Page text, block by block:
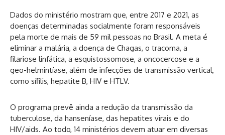
Dados do ministério mostram que, entre 2017 e 2021, as
doenças determinadas socialmente foram responsáveis
pela morte de mais de 59 mil pessoas no Brasil. A meta é
eliminar a malária, a doença de Chagas, o tracoma, a
filariose linfática, a esquistossomose, a oncocercose e a
geo-helmintíase, além de infecções de transmissão vertical,
como sífilis, hepatite B, HIV e HTLV.
O programa prevê ainda a redução da transmissão da
tuberculose, da hanseníase, das hepatites virais e do
HIV/aids. Ao todo, 14 ministérios devem atuar em diversas